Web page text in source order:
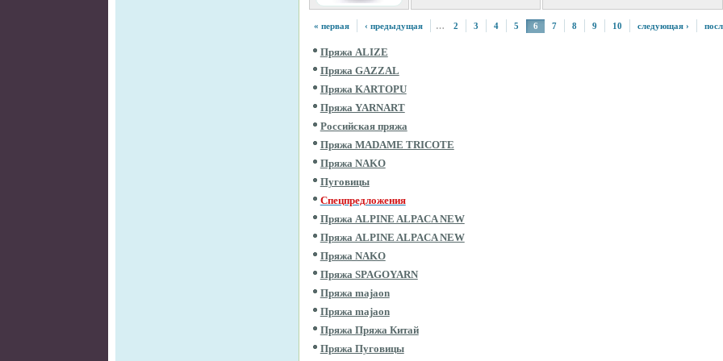
« первая ‹ предыдущая … 2 3 4 5 6 7 8 9 10 следующая ›
Пряжа ALIZE
Пряжа GAZZAL
Пряжа KARTOPU
Пряжа YARNART
Российская пряжа
Пряжа MADAME TRICOTE
Пряжа NAKO
Пуговицы
Спецпредложения
Пряжа ALPINE ALPACA NEW
Пряжа ALPINE ALPACA NEW
Пряжа NAKO
Пряжа SPAGOYARN
Пряжа majaon
Пряжа majaon
Пряжа Пряжа Китай
Пряжа Пуговицы